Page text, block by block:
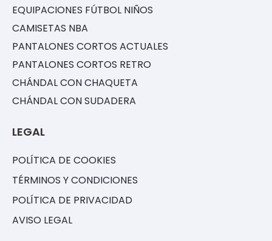
EQUIPACIONES FÚTBOL NIÑOS
CAMISETAS NBA
PANTALONES CORTOS ACTUALES
PANTALONES CORTOS RETRO
CHÁNDAL CON CHAQUETA
CHÁNDAL CON SUDADERA
LEGAL
POLÍTICA DE COOKIES
TÉRMINOS Y CONDICIONES
POLÍTICA DE PRIVACIDAD
AVISO LEGAL